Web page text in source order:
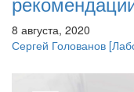
8 августа, 2020
Сергей Голованов